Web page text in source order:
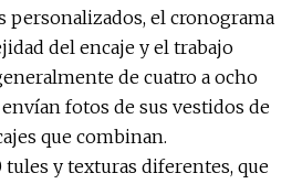
personalizados, el cronograma
del encaje y el trabajo
de cuatro a ocho
fotos de sus vestidos de
que combinan.
y texturas diferentes, que